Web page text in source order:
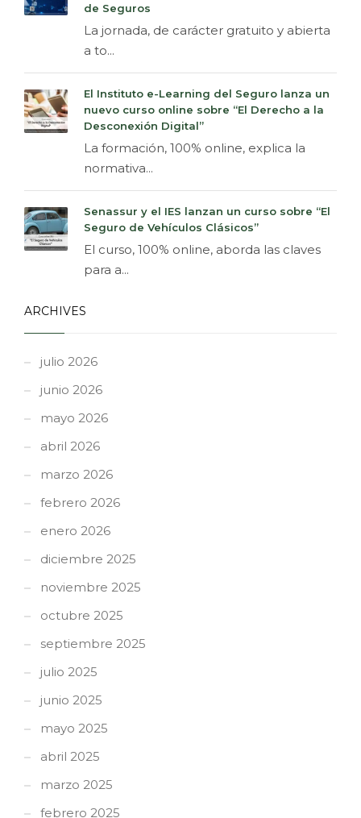
de Seguros
La jornada, de carácter gratuito y abierta
a to...
El Instituto e-Learning del Seguro lanza un
nuevo curso online sobre “El Derecho a la
Desconexión Digital”
La formación, 100% online, explica la
normativa...
Senassur y el IES lanzan un curso sobre “El
Seguro de Vehículos Clásicos”
El curso, 100% online, aborda las claves
para a...
ARCHIVES
julio 2026
junio 2026
mayo 2026
abril 2026
marzo 2026
febrero 2026
enero 2026
diciembre 2025
noviembre 2025
octubre 2025
septiembre 2025
julio 2025
junio 2025
mayo 2025
abril 2025
marzo 2025
febrero 2025